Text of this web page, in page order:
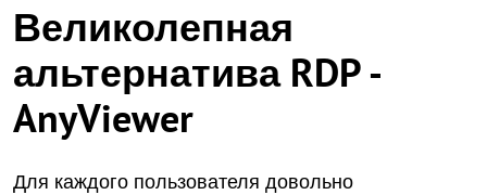
Великолепная
альтернатива RDP -
AnyViewer
Для каждого пользователя довольно